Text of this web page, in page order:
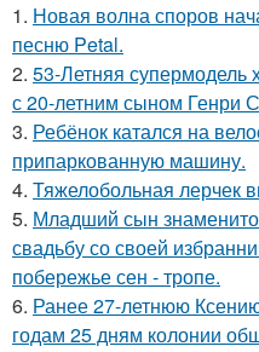
1. Новая волна споров
песню Petal.
2. 53-Летняя супермодель
с 20-летним сыном Генри
3. Ребёнок катался на
припаркованную машину.
4. Тяжелобольная лерчек
5. Младший сын
свадьбу со своей
побережье сен - тропе.
6. Ранее 27-летнюю
годам 25 дням колонии